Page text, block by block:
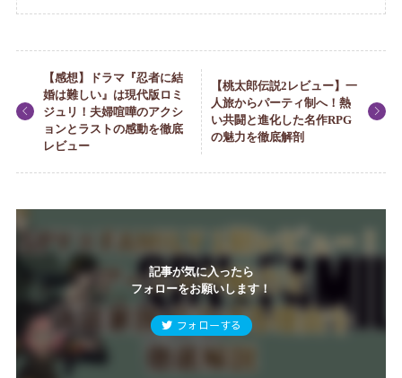
【感想】ドラマ『忍者に結
婚は難しい』は現代版ロミ
ジュリ！夫婦喧嘩のアクシ
ョンとラストの感動を徹底
レビュー
【桃太郎伝説2レビュー】一
人旅からパーティ制へ！熱
い共闘と進化した名作RPG
の魅力を徹底解剖
記事が気に入ったら
フォローをお願いします！
フォローする